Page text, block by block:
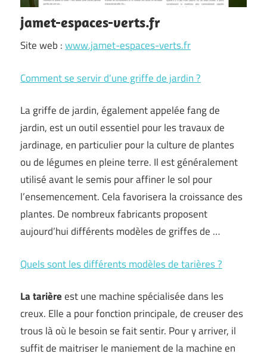
jamet-espaces-verts.fr
Site web :www.jamet-espaces-verts.fr
Comment se servir d’une griffe de jardin ?
La griffe de jardin, également appelée fang de
jardin, est un outil essentiel pour les travaux de
jardinage, en particulier pour la culture de plantes
ou de légumes en pleine terre. Il est généralement
utilisé avant le semis pour affiner le sol pour
l’ensemencement. Cela favorisera la croissance des
plantes. De nombreux fabricants proposent
aujourd’hui différents modèles de griffes de …
Quels sont les différents modèles de tarières ?
La tarièreest une machine spécialisée dans les
creux. Elle a pour fonction principale, de creuser des
trous là où le besoin se fait sentir. Pour y arriver, il
suffit de maitriser le maniement de la machine en